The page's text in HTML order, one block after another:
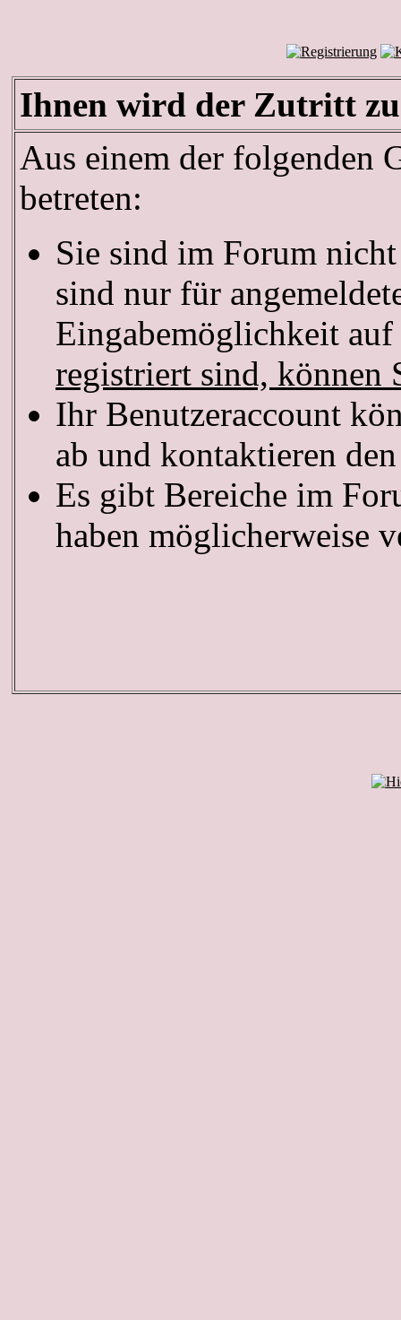
Ihnen wird der Zutritt zu
Aus einem der folgenden
betreten:
Sie sind im Forum
sind nur für
Eingabemöglichkeit
registriert sind, können
Ihr Benutzeraccount
ab und kontaktieren
Es gibt Bereiche im
haben möglicherweise